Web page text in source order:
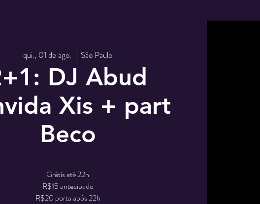
qui., 01 de ago.
  |
São Paulo
DJ Abud
Xis + part
Beco
Grátis até 22h
R$15 antecipado
R$20 porta após 22h